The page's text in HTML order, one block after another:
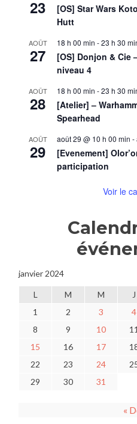
23
[OS] Star Wars
Hutt
AOÛT
27
18 h 00 min -23 h 30
[OS] Donjon & Cie
niveau 4
AOÛT
28
18 h 00 min -23 h 30
[Atelier] –
Spearhead
AOÛT
29
août 29 @ 10 h 00 min -
[Evenement]
participation
Voir le
janvier 2024
L M M J
1
2 3 4
8
9 10 11
15
16 17
22
23 24
29
30 31
«